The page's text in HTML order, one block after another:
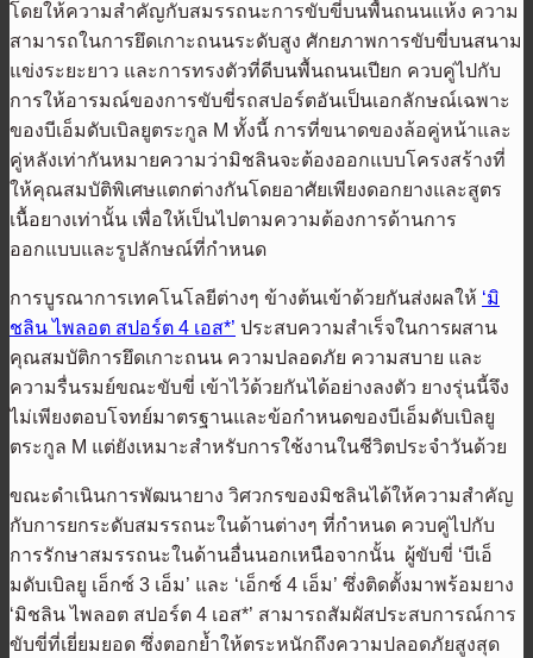
โดยให้ความสำคัญกับสมรรถนะการขับขี่บนพื้นถนนแห้ง ความ
สามารถในการยึดเกาะถนนระดับสูง ศักยภาพการขับขี่บนสนาม
แข่งระยะยาว และการทรงตัวที่ดีบนพื้นถนนเปียก ควบคู่ไปกับ
การให้อารมณ์ของการขับขี่รถสปอร์ตอันเป็นเอกลักษณ์เฉพาะ
ของบีเอ็มดับเบิลยูตระกูล M ทั้งนี้ การที่ขนาดของล้อคู่หน้าและ
คู่หลังเท่ากันหมายความว่ามิชลินจะต้องออกแบบโครงสร้างที่
ให้คุณสมบัติพิเศษแตกต่างกันโดยอาศัยเพียงดอกยางและสูตร
เนื้อยางเท่านั้น เพื่อให้เป็นไปตามความต้องการด้านการ
ออกแบบและรูปลักษณ์ที่กำหนด
การบูรณาการเทคโนโลยีต่างๆ ข้างต้นเข้าด้วยกันส่งผลให้ ‘มิ
ชลิน ไพลอต สปอร์ต 4 เอส*’ ประสบความสำเร็จในการผสาน
คุณสมบัติการยึดเกาะถนน ความปลอดภัย ความสบาย และ
ความรื่นรมย์ขณะขับขี่ เข้าไว้ด้วยกันได้อย่างลงตัว ยางรุ่นนี้จึง
ไม่เพียงตอบโจทย์มาตรฐานและข้อกำหนดของบีเอ็มดับเบิลยู
ตระกูล M แต่ยังเหมาะสำหรับการใช้งานในชีวิตประจำวันด้วย
ขณะดำเนินการพัฒนายาง วิศวกรของมิชลินได้ให้ความสำคัญ
กับการยกระดับสมรรถนะในด้านต่างๆ ที่กำหนด ควบคู่ไปกับ
การรักษาสมรรถนะในด้านอื่นนอกเหนือจากนั้น ผู้ขับขี่ ‘บีเอ็
มดับเบิลยู เอ็กซ์ 3 เอ็ม’ และ ‘เอ็กซ์ 4 เอ็ม’ ซึ่งติดตั้งมาพร้อมยาง
‘มิชลิน ไพลอต สปอร์ต 4 เอส*’ สามารถสัมผัสประสบการณ์การ
ขับขี่ที่เยี่ยมยอด ซึ่งตอกย้ำให้ตระหนักถึงความปลอดภัยสูงสุด